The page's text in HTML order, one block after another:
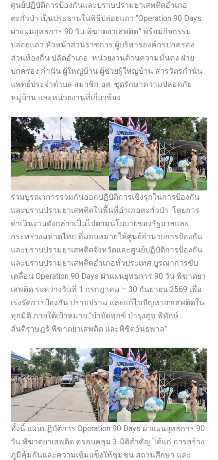
ศูนย์ปฏิบัติการป้องกันและปราบปรามยาเสพติดอำเภอ
ตะกั่วป่า เป็นประธานในพิธีปล่อยแถว “Operation 90 Days
ผ่าแผนยุทธการ 90 วัน พิฆาตยาเสพติด” พร้อมกิจกรรม
ปล่อยแถว หัวหน้าส่วนราชการ ผู้บริหารองค์กรปกครอง
ส่วนท้องถิ่น ปลัดอำเภอ หน่วยงานด้านความมั่นคง ฝ่าย
ปกครอง กำนัน ผู้ใหญ่บ้าน ผู้ช่วยผู้ใหญ่บ้าน สารวัตรกำนัน
แพทย์ประจำตำบล สมาชิก อส. ชุดรักษาความปลอดภัย
หมู่บ้าน และหน่วยงานที่เกี่ยวข้อง
ร่วมบูรณาการร่วมกันออกปฏิบัติการเชิงรุกในการป้องกัน
และปราบปรามยาเสพติดในพื้นที่อำเภอตะกั่วป่า โดยการ
ดำเนินงานดังกล่าวเป็นไปตามนโยบายของรัฐบาลและ
กระทรวงมหาดไทย ที่มอบหมายให้ศูนย์อำนวยการป้องกัน
และปราบปรามยาเสพติดจังหวัดและศูนย์ปฏิบัติการป้องกัน
และปราบปรามยาเสพติดอำเภอทั่วประเทศ บูรณาการขับ
เคลื่อน Operation 90 Days ผ่าแผนยุทธการ 90 วัน พิฆาตยา
เสพติด ระหว่างวันที่ 1 กรกฎาคม – 30 กันยายน 2569 เพื่อ
เร่งรัดการป้องกัน ปราบปราม และแก้ไขปัญหายาเสพติดใน
ทุกมิติ ภายใต้เป้าหมาย “บำบัดทุกข์ บำรุงสุข พิทักษ์
สันติราษฎร์ พิฆาตยาเสพติด และพิชิตอันธพาล”
ทั้งนี้ แผนปฏิบัติการ Operation 90 Days ผ่าแผนยุทธการ 90
วัน พิฆาตยาเสพติด ครอบคลุม 3 มิติสำคัญ ได้แก่ การสร้าง
ภูมิคุ้มกันและความเข้มแข็งให้ชุมชน สถานศึกษา และ